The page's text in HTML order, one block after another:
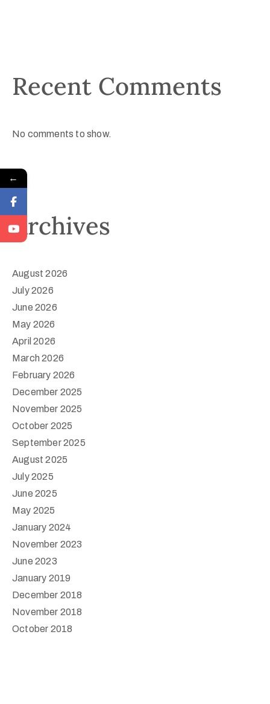
Recent Comments
No comments to show.
Archives
August 2026
July 2026
June 2026
May 2026
April 2026
March 2026
February 2026
December 2025
November 2025
October 2025
September 2025
August 2025
July 2025
June 2025
May 2025
January 2024
November 2023
June 2023
January 2019
December 2018
November 2018
October 2018
←